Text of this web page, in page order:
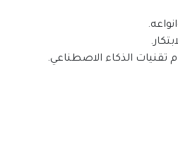
تقنيات الذكاء الاصطناعي.